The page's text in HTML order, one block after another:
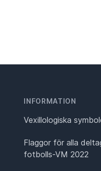
INFORMATION
Vexillologiska
Flaggor för alla
fotbolls-VM 2022